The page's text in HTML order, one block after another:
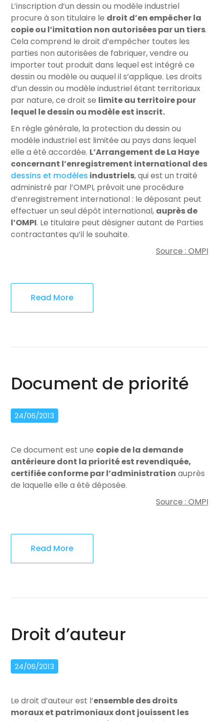
L’inscription d’un dessin ou modèle industriel
procure à son titulaire le droit d’en empêcher la
copie ou l’imitation non autorisées par un tiers.
Cela comprend le droit d’empêcher toutes les
parties non autorisées de fabriquer, vendre ou
importer tout produit dans lequel est intégré ce
dessin ou modèle ou auquel il s’applique. Les droits
d’un dessin ou modèle industriel étant territoriaux
par nature, ce droit se limite au territoire pour
lequel le dessin ou modèle est inscrit.
En règle générale, la protection du dessin ou
modèle industriel est limitée au pays dans lequel
elle a été accordée. L’Arrangement de La Haye
concernant l’enregistrement international des
dessins et modèles industriels, qui est un traité
administré par l’OMPI, prévoit une procédure
d’enregistrement international : le déposant peut
effectuer un seul dépôt international, auprès de
l’OMPI. Le titulaire peut désigner autant de Parties
contractantes qu’il le souhaite.
Source : OMPI
Read More
Document de priorité
24/06/2013
Ce document est une copie de la demande
antérieure dont la priorité est revendiquée,
certifiée conforme par l’administration auprès
de laquelle elle a été déposée.
Source : OMPI
Read More
Droit d’auteur
24/06/2013
Le droit d’auteur est l’ensemble des droits
moraux et patrimoniaux dont jouissent les